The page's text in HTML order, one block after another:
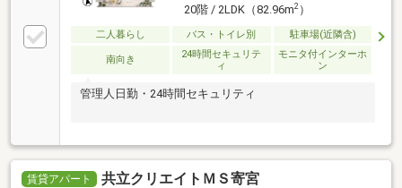
20階 / 2LDK（82.96m2）
二人暮らし バス・トイレ別 駐車場(近隣含)
南向き
24時間セキュリテ
ィ
モニタ付インターホ
ン
管理人日勤・24時間セキュリティ
賃貸アパート 共立クリエイトＭＳ寄宮